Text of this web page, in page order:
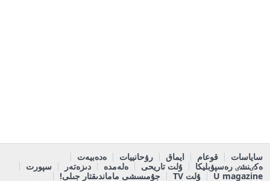
ساياسات قوعام ايماق رۋحانييات
ەدەبيەت
ەكٸنشٸ رەسپۋبليكا
ۇلت تاريحى ەلەمدە دىزەتەر
سپورت
U magazine
ۇلت TV
جۇمىسشى ماماندىقتار جىلى!